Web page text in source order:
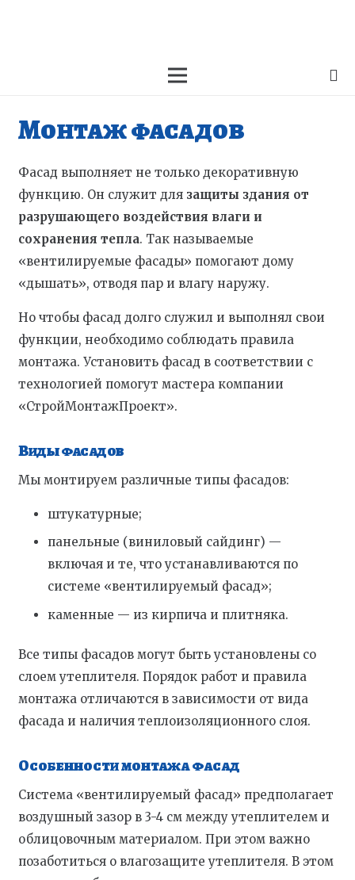
Монтаж фасадов
Фасад выполняет не только декоративную
функцию. Он служит для защиты здания от
разрушающего воздействия влаги и
сохранения тепла. Так называемые
«вентилируемые фасады» помогают дому
«дышать», отводя пар и влагу наружу.
Но чтобы фасад долго служил и выполнял свои
функции, необходимо соблюдать правила
монтажа. Установить фасад в соответствии с
технологией помогут мастера компании
«СтройМонтажПроект».
Виды фасадов
Мы монтируем различные типы фасадов:
штукатурные;
панельные (виниловый сайдинг) —
включая и те, что устанавливаются по
системе «вентилируемый фасад»;
каменные — из кирпича и плитняка.
Все типы фасадов могут быть установлены со
слоем утеплителя. Порядок работ и правила
монтажа отличаются в зависимости от вида
фасада и наличия теплоизоляционного слоя.
Особенности монтажа фасад
Система «вентилируемый фасад» предполагает
воздушный зазор в 3-4 см между утеплителем и
облицовочным материалом. При этом важно
позаботиться о влагозащите утеплителя. В этом